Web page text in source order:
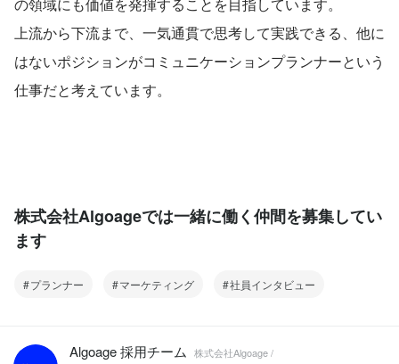
の領域にも価値を発揮することを目指しています。
上流から下流まで、一気通貫で思考して実践できる、他に
はないポジションがコミュニケーションプランナーという
仕事だと考えています。
株式会社Algoageでは一緒に働く仲間を募集してい
ます
プランナー マーケティング 社員インタビュー
Algoage 採用チーム 株式会社Algoage /